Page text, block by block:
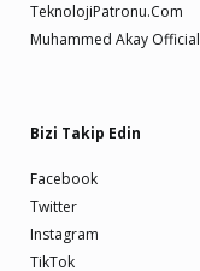
TeknolojiPatronu.Com
Muhammed Akay Official
Bizi Takip Edin
Facebook
Twitter
Instagram
TikTok